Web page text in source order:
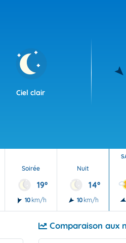
Ciel clair
Soirée
19°
10 km/h
Nuit
14°
10 km/h
Comparaison aux